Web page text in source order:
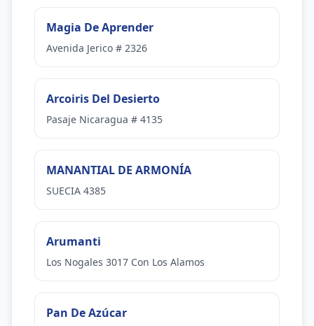
Magia De Aprender
Avenida Jerico # 2326
Arcoiris Del Desierto
Pasaje Nicaragua # 4135
MANANTIAL DE ARMONÍA
SUECIA 4385
Arumanti
Los Nogales 3017 Con Los Alamos
Pan De Azúcar